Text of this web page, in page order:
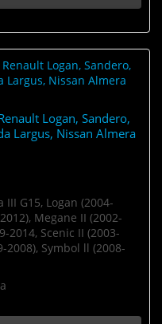
Logan, Sandero,
Largus, Nissan Almera
III G15, Logan (2004-
Megane II (2002-
2014, Scenic II (2003-
2008), Symbol ll (2008-